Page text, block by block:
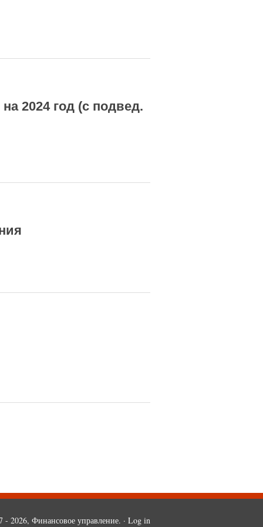
2024 год (с подвед.
- 2026, Финансовое управление. · Log in